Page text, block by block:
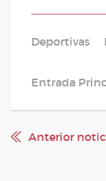
Deportivas
Entrada
Anterior